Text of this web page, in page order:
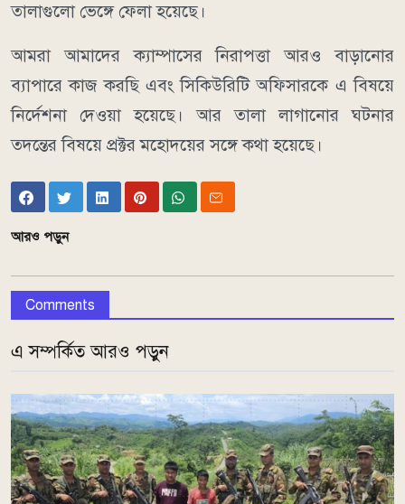
তালাগুলো ভেঙ্গে ফেলা হয়েছে।
আমরা আমাদের ক্যাম্পাসের নিরাপত্তা আরও বাড়ানোর
ব্যাপারে কাজ করছি এবং সিকিউরিটি অফিসারকে এ বিষয়ে
নির্দেশনা দেওয়া হয়েছে। আর তালা লাগানোর ঘটনার
তদন্তের বিষয়ে প্রক্টর মহোদয়ের সঙ্গে কথা হয়েছে।
আরও পড়ুন
Comments
এ সম্পর্কিত আরও পড়ুন